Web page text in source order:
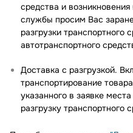
средства и
службы просим Вас
разгрузки транспортного
автотранспортного
Доставка с разгрузкой.
транспортирование
указанного в заявке
разгрузку транспортного